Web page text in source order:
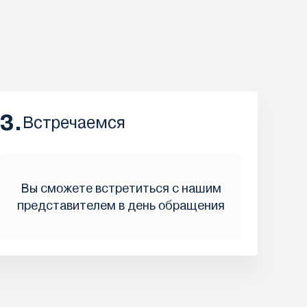
3. Встречаемся
Вы сможете встретиться с нашим
представителем в день обращения